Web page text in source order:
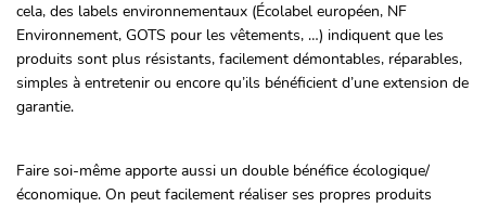
cela, des labels environnementaux (Écolabel européen, NF
Environnement, GOTS pour les vêtements, …) indiquent que les
produits sont plus résistants, facilement démontables, réparables,
simples à entretenir ou encore qu’ils bénéficient d’une extension de
garantie.
Faire soi-même apporte aussi un double bénéfice écologique/
économique. On peut facilement réaliser ses propres produits